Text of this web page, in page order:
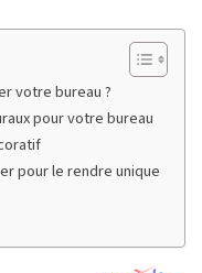
votre bureau ?
pour votre bureau
pour le rendre unique